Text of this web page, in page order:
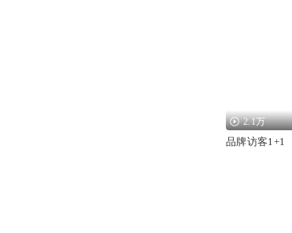
2.1万
品牌访客1+1